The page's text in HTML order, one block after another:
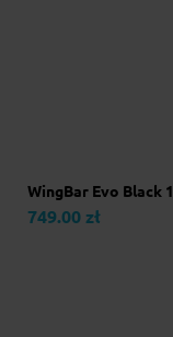
WingBar Evo Black
749.00 zł